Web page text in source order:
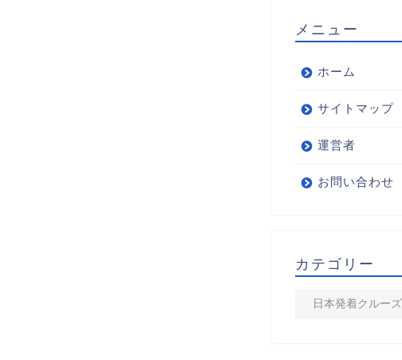
メニュー
ホーム
サイトマップ
運営者
お問い合わせ
カテゴリー